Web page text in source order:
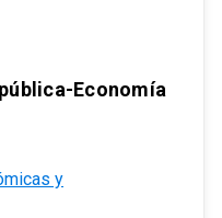
Economía
y